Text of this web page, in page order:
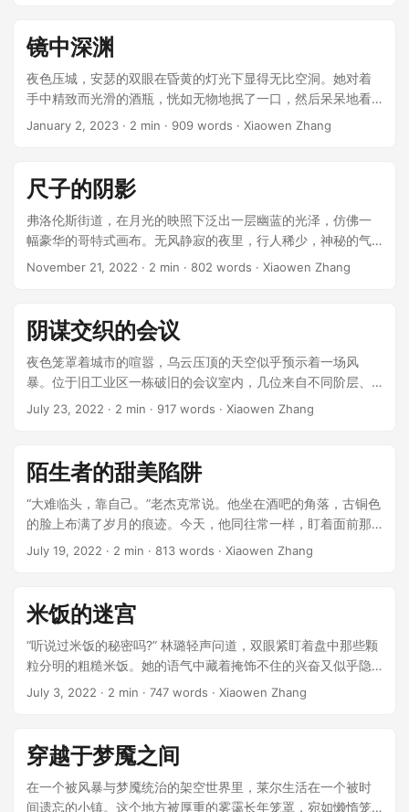
镜中深渊
夜色压城，安瑟的双眼在昏黄的灯光下显得无比空洞。她对着
手中精致而光滑的酒瓶，恍如无物地抿了一口，然后呆呆地看
向床边的古董镜。镜中隐约映出她的面庞，却又似乎蕴藏着什
January 2, 2023 · 2 min · 909 words · Xiaowen Zhang
尺子的阴影
弗洛伦斯街道，在月光的映照下泛出一层幽蓝的光泽，仿佛一
幅豪华的哥特式画布。无风静寂的夜里，行人稀少，神秘的气
氛显得如此浓重，以至于维克托忍不住加快了步伐。 ...
November 21, 2022 · 2 min · 802 words · Xiaowen Zhang
阴谋交织的会议
夜色笼罩着城市的喧嚣，乌云压顶的天空似乎预示着一场风
暴。位于旧工业区一栋破旧的会议室内，几位来自不同阶层、
目的隐晦的角色围坐在一张长桌四周。台灯发出微弱的光，让
July 23, 2022 · 2 min · 917 words · Xiaowen Zhang
陌生者的甜美陷阱
“大难临头，靠自己。”老杰克常说。他坐在酒吧的角落，古铜色
的脸上布满了岁月的痕迹。今天，他同往常一样，盯着面前那
块陈旧的巧克力，不知道这次会有什么特别。 ...
July 19, 2022 · 2 min · 813 words · Xiaowen Zhang
米饭的迷宫
“听说过米饭的秘密吗?” 林璐轻声问道，双眼紧盯着盘中那些颗
粒分明的粗糙米饭。她的语气中藏着掩饰不住的兴奋又似乎隐
匿着某种恐惧。 ...
July 3, 2022 · 2 min · 747 words · Xiaowen Zhang
穿越于梦魇之间
在一个被风暴与梦魇统治的架空世界里，莱尔生活在一个被时
间遗忘的小镇。这个地方被厚重的雾霭长年笼罩，宛如懒惰笼